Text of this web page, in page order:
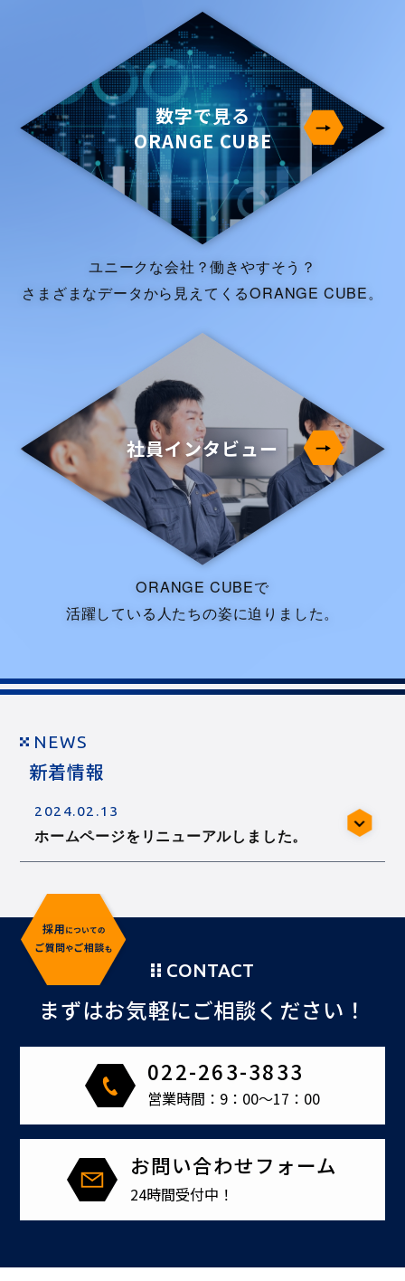
数字で見る
ORANGE CUBE
ユニークな会社？働きやすそう？
さまざまなデータから見えてくるORANGE CUBE。
社員インタビュー
ORANGE CUBEで
活躍している人たちの姿に迫りました。
NEWS
新着情報
2024.02.13
ホームページをリニューアルしました。
CONTACT
まずはお気軽にご相談ください！
022-263-3833
営業時間：9：00～17：00
お問い合わせフォーム
24時間受付中！